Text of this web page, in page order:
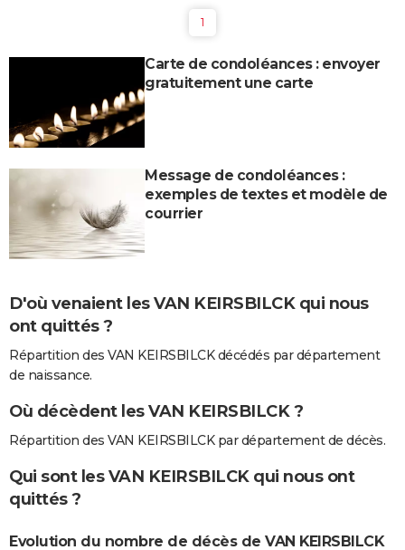
1
Carte de condoléances : envoyer
gratuitement une carte
Message de condoléances :
exemples de textes et modèle de
courrier
D'où venaient les VAN KEIRSBILCK qui nous
ont quittés ?
Répartition des VAN KEIRSBILCK décédés par département
de naissance.
Où décèdent les VAN KEIRSBILCK ?
Répartition des VAN KEIRSBILCK par département de décès.
Qui sont les VAN KEIRSBILCK qui nous ont
quittés ?
Evolution du nombre de décès de VAN KEIRSBILCK